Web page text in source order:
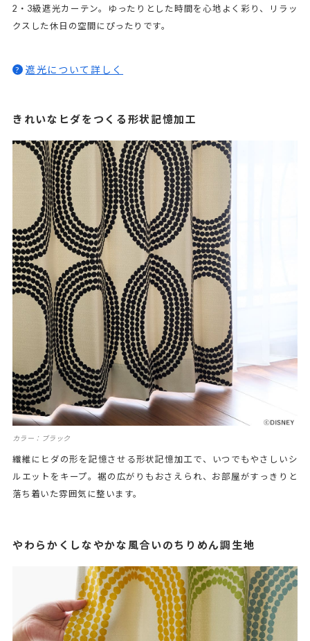
2・3級遮光カーテン。ゆったりとした時間を心地よく彩り、リラッ
クスした休日の空間にぴったりです。
? 遮光について詳しく
きれいなヒダをつくる形状記憶加工
カラー：ブラック
繊維にヒダの形を記憶させる形状記憶加工で、いつでもやさしいシ
ルエットをキープ。裾の広がりもおさえられ、お部屋がすっきりと
落ち着いた雰囲気に整います。
やわらかくしなやかな風合いのちりめん調生地